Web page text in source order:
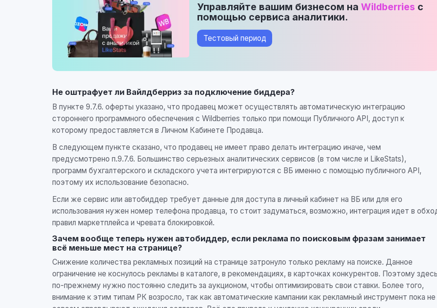
Управляйте вашим бизнесом на Wildberries с
помощью сервиса аналитики.
Тестовый период
Не оштрафует ли Вайлдберриз за подключение биддера?
В пункте 9.7.6. оферты указано, что продавец может осуществлять автоматическую интеграцию
стороннего программного обеспечения с Wildberries только при помощи Публичного API, доступ к
которому предоставляется в Личном Кабинете Продавца.
В следующем пункте сказано, что продавец не имеет право делать интеграцию иначе, чем
предусмотрено п.9.7.6. Большинство серьезных аналитических сервисов (в том числе и LikeStats),
программ бухгалтерского и складского учета интегрируются с ВБ именно с помощью публичного API,
поэтому их использование безопасно.
Если же сервис или автобиддер требует данные для доступа в личный кабинет на ВБ или для его
использования нужен номер телефона продавца, то стоит задуматься, возможно, интеграция идет в
правил маркетплейса и чревата блокировкой.
Зачем вообще теперь нужен автобиддер, если реклама по поисковым фразам занимает
всё меньше мест на странице?
Снижение количества рекламных позиций на странице затронуло только рекламу на поиске. Данное
ограничение не коснулось рекламы в каталоге, в рекомендациях, в карточках конкурентов. Поэтому
по-прежнему нужно постоянно следить за аукционом, чтобы оптимизировать свои ставки. Более того,
внимание к этим типам РК возросло, так как автоматические кампании как рекламный инструмент пока не